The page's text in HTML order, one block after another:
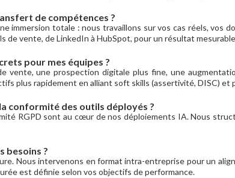
de compétences ?
immersion totale : nous travaillons sur vos cas réels, vos
de vente, de LinkedIn à HubSpot, pour un résultat
pour mes équipes ?
vente, une prospection digitale plus fine, une
plus rapidement en alliant soft skills (assertivité, DISC) et
conformité des outils déployés ?
RGPD sont au cœur de nos déploiements IA. Nous
besoins ?
Nous intervenons en format intra-entreprise pour un
est définie selon vos objectifs de performance.